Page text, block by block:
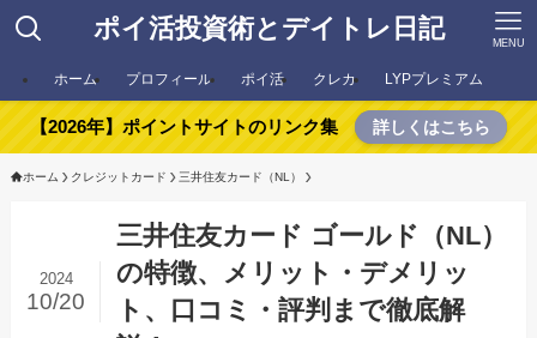
ポイ活投資術とデイトレ日記 MENU
ホーム プロフィール ポイ活 クレカ LYPプレミアム
【2026年】ポイントサイトのリンク集 詳しくはこちら
ホーム クレジットカード 三井住友カード（NL）
三井住友カード ゴールド（NL）
の特徴、メリット・デメリッ
ト、口コミ・評判まで徹底解
2024
10/20